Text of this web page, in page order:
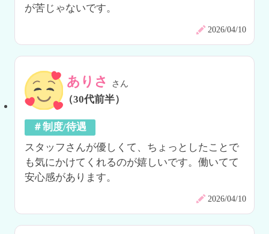
が苦じゃないです。
2026/04/10
ありさ さん
（30代前半）
＃制度/待遇
スタッフさんが優しくて、ちょっとしたことで
も気にかけてくれるのが嬉しいです。働いてて
安心感があります。
2026/04/10